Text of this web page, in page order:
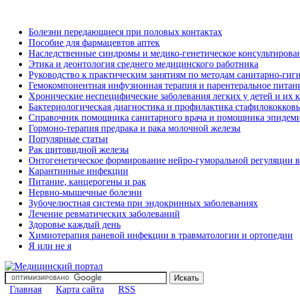
Болезни передающиеся при половых контактах
Пособие для фармацевтов аптек
Наследственные синдромы и медико-генетическое
Этика и деонтология среднего медицинского работника
Руководство к практическим занятиям по методам санитарно-
Гемокомпонентная инфузионная терапия и парентеральное
Хронические неспецифические заболевания легких у детей и их
Бактериологическая диагностика и профилактика
Справочник помощника санитарного врача и помощника
Гормоно-терапия предрака и рака молочной железы
Популярные статьи
Рак щитовидной железы
Онтогенетическое формирование нейро-гуморальной регуляции
Карантинные инфекции
Питание, канцерогены и рак
Нервно-мышечные болезни
Зубочелюстная система при эндокринных заболеваниях
Лечение ревматических заболеваний
Здоровье каждый день
Химиотерапия раневой инфекции в травматологии и ортопедии
Я или не я
Главная Карта сайта
RSS